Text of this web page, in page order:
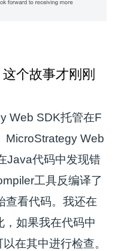
个故事才刚刚
Web SDK托管在F
MicroStrategy Web
Java代码中发现错
工具反编译了
查看代码。我还在
，如果我在代码中
在其中进行检查。